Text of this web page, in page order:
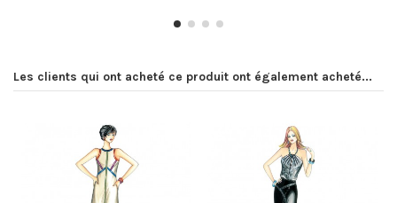
Les clients qui ont acheté ce produit ont également acheté...